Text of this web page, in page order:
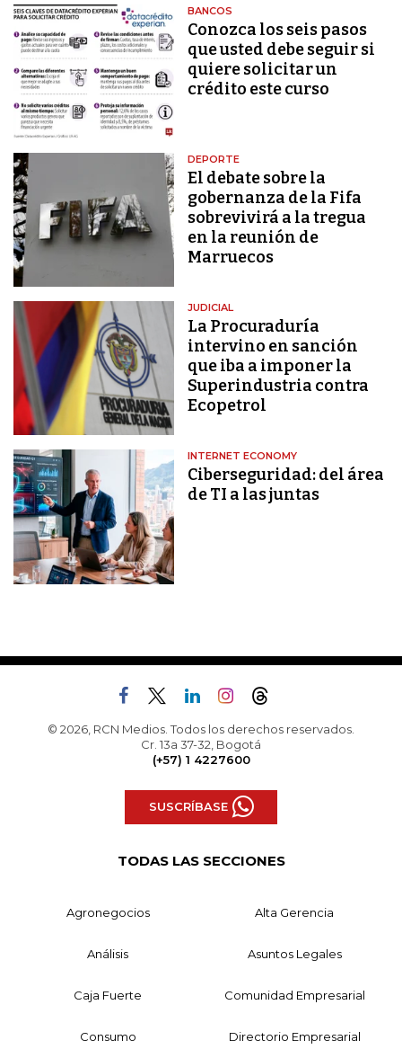
BANCOS
Conozca los seis pasos
que usted debe seguir si
quiere solicitar un
crédito este curso
DEPORTE
El debate sobre la
gobernanza de la Fifa
sobrevivirá a la tregua
en la reunión de
Marruecos
JUDICIAL
La Procuraduría
intervino en sanción
que iba a imponer la
Superindustria contra
Ecopetrol
INTERNET ECONOMY
Ciberseguridad: del área
de TI a las juntas
© 2026, RCN Medios. Todos los derechos reservados.
Cr. 13a 37-32, Bogotá
(+57) 1 4227600
SUSCRÍBASE
TODAS LAS SECCIONES
Agronegocios Alta Gerencia
Análisis Asuntos Legales
Caja Fuerte Comunidad Empresarial
Consumo Directorio Empresarial